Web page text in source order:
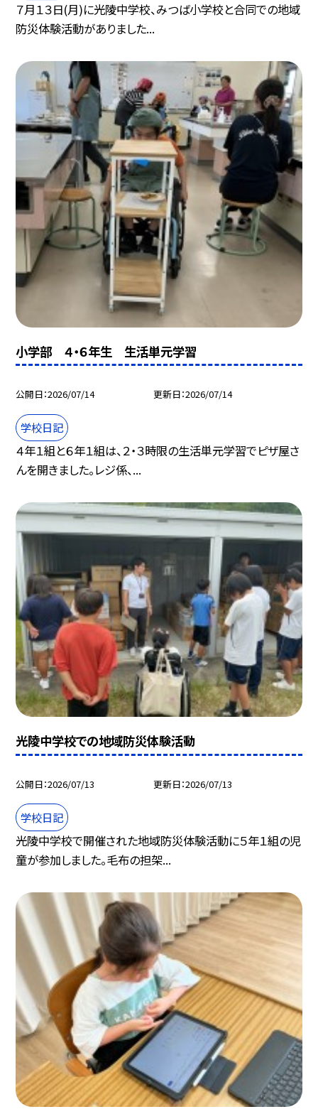
７月１３日(月)に光陵中学校、みつば小学校と合同での地域
防災体験活動がありました...
小学部 ４・６年生 生活単元学習
公開日 2026/07/14 更新日 2026/07/14
学校日記
４年１組と６年１組は、２・３時限の生活単元学習でピザ屋さ
んを開きました。レジ係、...
光陵中学校での地域防災体験活動
公開日 2026/07/13 更新日 2026/07/13
学校日記
光陵中学校で開催された地域防災体験活動に５年１組の児
童が参加しました。毛布の担架...